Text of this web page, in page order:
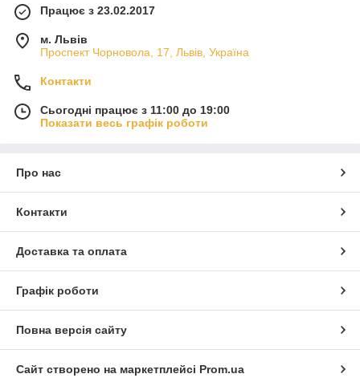
Працює з 23.02.2017
м. Львів
Проспект Чорновола, 17, Львів, Україна
Контакти
Сьогодні працює з 11:00 до 19:00
Показати весь графік роботи
Про нас
Контакти
Доставка та оплата
Графік роботи
Повна версія сайту
Сайт створено на маркетплейсі Prom.ua